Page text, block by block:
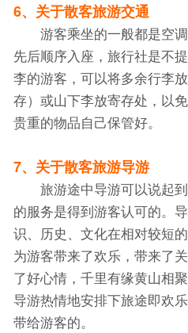
6、关于散客旅游交通
游客乘坐的一般都是空调
先后顺序入座，旅行社是不
李的游客，可以将多余行李
存）或山下李放寄存处，以
贵重的物品自己保管好。
7、关于散客旅游导游
旅游途中导游可以说起到
的服务是得到游客认可的。
识、历史、文化在相对较短
为游客带来了欢乐，带来了
了好心情，千里有缘黄山相
导游热情地安排下旅途即欢
带给游客的。